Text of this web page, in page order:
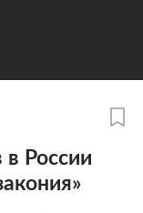
в России